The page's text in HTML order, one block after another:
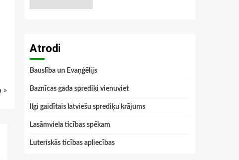
»
Atrodi
Bauslība un Evaņģēlijs
Baznīcas gada sprediķi vienuviet
Ilgi gaidītais latviešu sprediķu krājums
Lasāmviela ticības spēkam
Luteriskās ticības apliecības